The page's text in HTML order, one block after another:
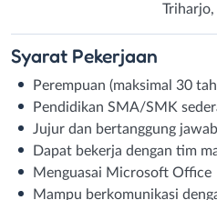
Triharjo,
Syarat Pekerjaan
Perempuan (maksimal 30
Pendidikan SMA/SMK
Jujur dan bertanggung jawab
Dapat bekerja dengan tim
Menguasai Microsoft Office
Mampu berkomunikasi